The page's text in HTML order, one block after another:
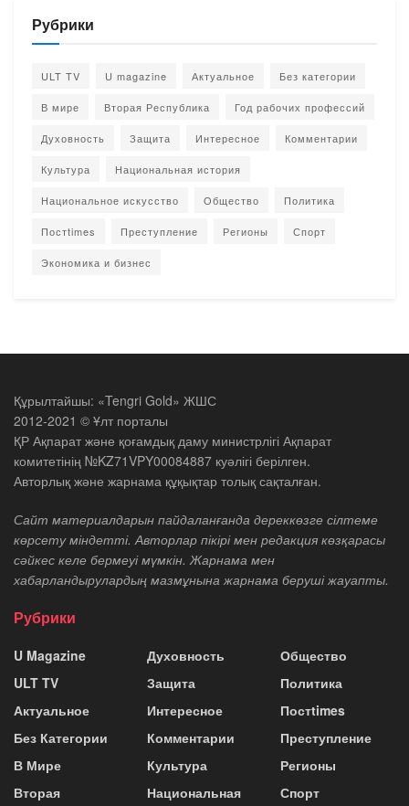
Рубрики
ULT TV U magazine Актуальное Без категории
В мире Вторая Республика Год рабочих профессий
Духовность Защита Интересное Комментарии
Культура Национальная история
Национальное искусство Общество Политика
Постtimes Преступление Регионы Спорт
Экономика и бизнес
Құрылтайшы: «Tengri Gold» ЖШС
2012-2021 © Ұлт порталы
ҚР Ақпарат және қоғамдық даму министрлігі Ақпарат
комитетінің №KZ71VPY00084887 куәлігі берілген.
Авторлық және жарнама құқықтар толық сақталған.
Сайт материалдарын пайдаланғанда дереккөзге сілтеме
көрсету міндетті. Авторлар пікірі мен редакция көзқарасы
сәйкес келе бермеуі мүмкін. Жарнама мен
хабарландырулардың мазмұнына жарнама беруші жауапты.
Рубрики
U Magazine
ULT TV
Актуальное
Без Категории
В Мире
Вторая
Духовность
Защита
Интересное
Комментарии
Культура
Национальная
Общество
Политика
Постtimes
Преступление
Регионы
Спорт